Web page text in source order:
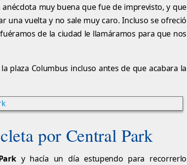
muy buena que fue de imprevisto, y que
una vuelta y no sale muy caro. Incluso se ofreció
de la ciudad le llamáramos para que nos
plaza Columbus incluso antes de que acabara la
por Central Park
y hacía un día estupendo para recorrerlo